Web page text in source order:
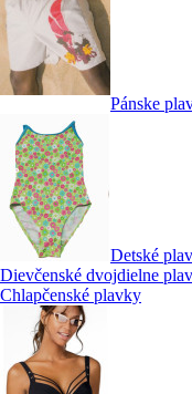
Pánske
Detské
Dievčenské dvojdielne
Chlapčenské plavky